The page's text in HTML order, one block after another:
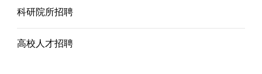
科研院所招聘
高校人才招聘